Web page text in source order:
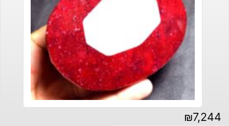
₪7,244